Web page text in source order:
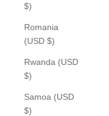
$)
Romania
(USD $)
Rwanda (USD
$)
Samoa (USD
$)